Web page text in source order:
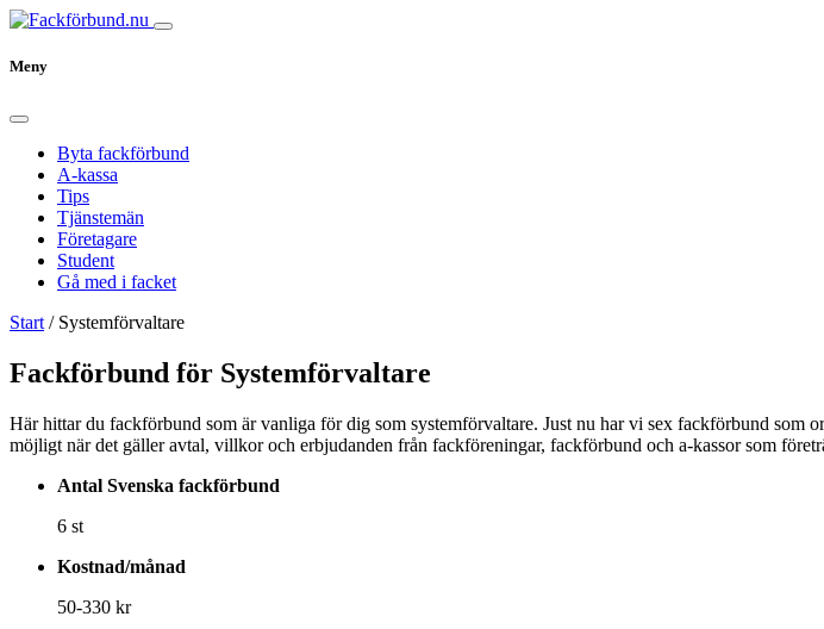
Meny
Byta fackförbund
A-kassa
Tips
Tjänstemän
Företagare
Student
Gå med i facket
Start / Systemförvaltare
Fackförbund för Systemförvaltare
Här hittar du fackförbund som är vanliga för dig som systemförvaltare. Just nu har vi sex fackförbund som
möjligt när det gäller avtal, villkor och erbjudanden från fackföreningar, fackförbund och a-kassor som
Antal Svenska fackförbund
6 st
Kostnad/månad
50-330 kr